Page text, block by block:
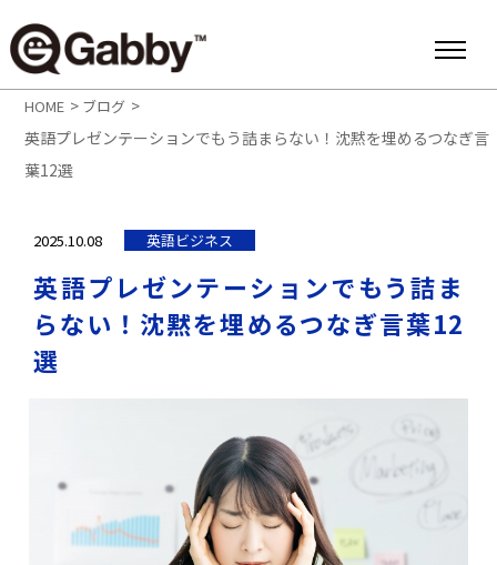
HOME > ブログ >
英語プレゼンテーションでもう詰まらない！沈黙を埋めるつなぎ言
葉12選
2025.10.08 英語ビジネス
英語プレゼンテーションでもう詰ま
らない！沈黙を埋めるつなぎ言葉12
選